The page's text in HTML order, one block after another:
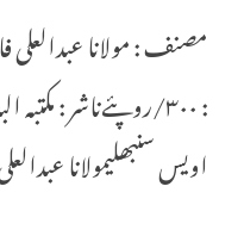
: ٣٠٠/روپئےناشر :
اویس سنبھلیمولانا